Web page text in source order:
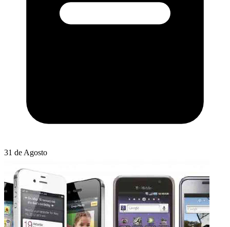
31 de Agosto